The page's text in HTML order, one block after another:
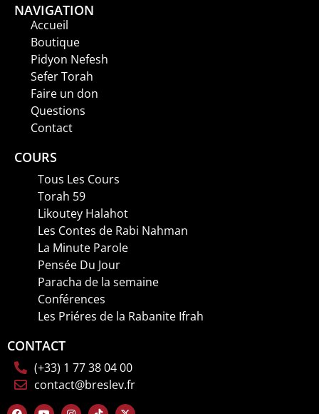
NAVIGATION
Accueil
Boutique
Pidyon Nefesh
Sefer Torah
Faire un don
Questions
Contact
COURS
Tous Les Cours
Torah 59
Likoutey Halahot
Les Contes de Rabi Nahman
La Minute Parole
Pensée Du Jour
Paracha de la semaine
Conférences
Les Priéres de la Rabanite Ifrah
CONTACT
(+33) 1 77 38 04 00
contact@breslev.fr